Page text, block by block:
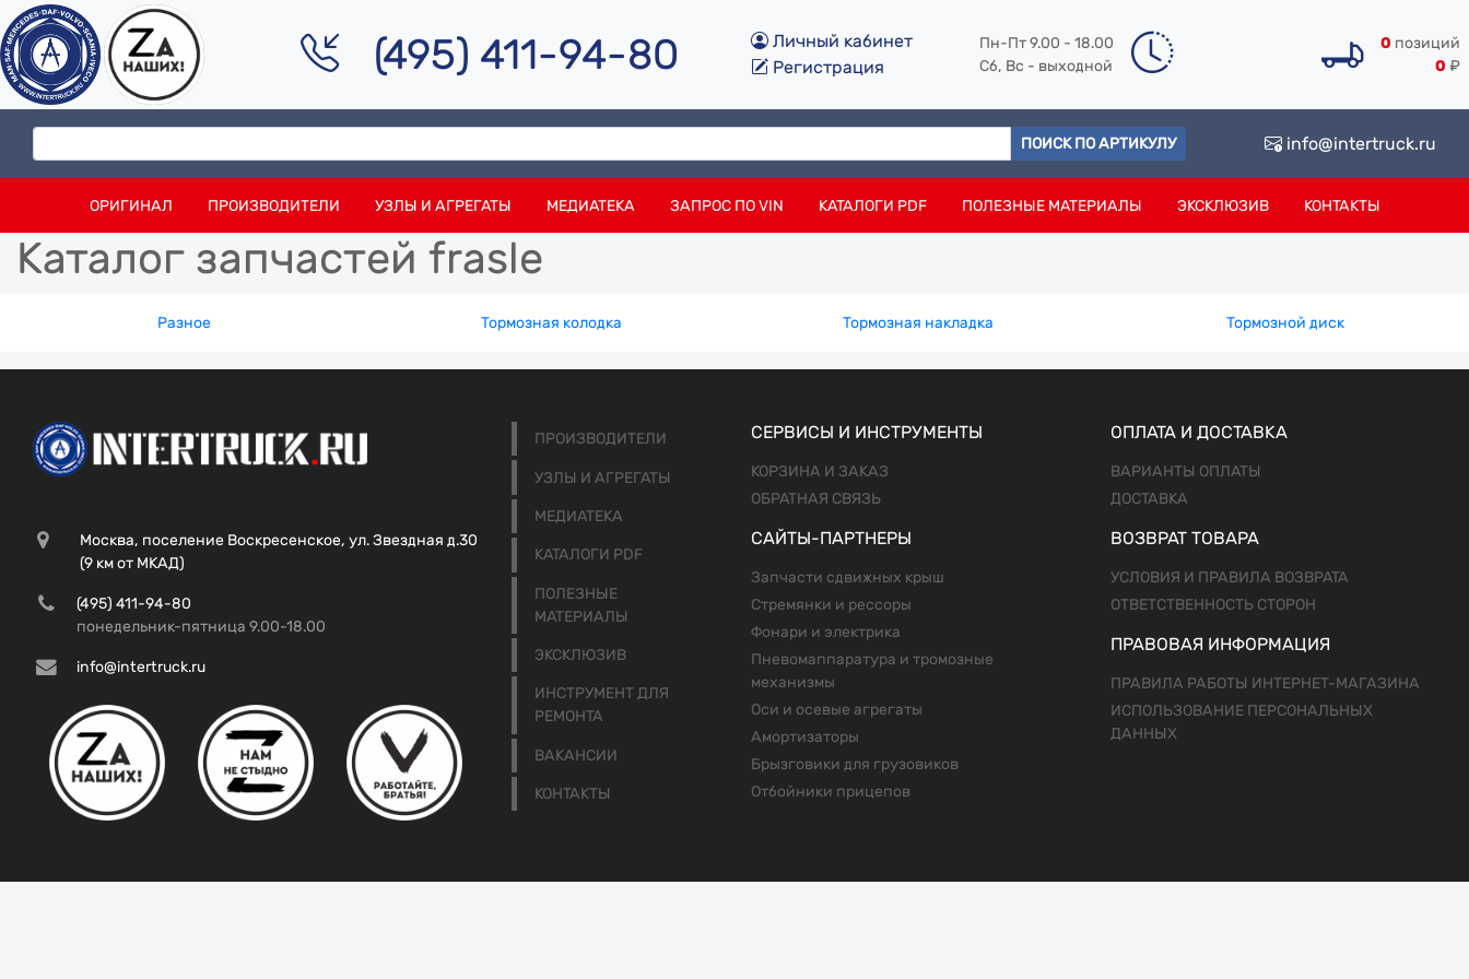
(495) 411-94-80
Личный кабинет
Регистрация
Пн-Пт 9.00 - 18.00
Сб, Вс - выходной
0 позиций
0 ₽
ПОИСК ПО АРТИКУЛУ info@intertruck.ru
ОРИГИНАЛ ПРОИЗВОДИТЕЛИ УЗЛЫ И АГРЕГАТЫ МЕДИАТЕКА ЗАПРОС ПО VIN КАТАЛОГИ PDF ПОЛЕЗНЫЕ МАТЕРИАЛЫ ЭКСКЛЮЗИВ КОНТАКТЫ
Каталог запчастей frasle
Разное Тормозная колодка Тормозная накладка Тормозной диск
Москва, поселение Воскресенское, ул. Звездная д.30
(9 км от МКАД)
(495) 411-94-80
понедельник-пятница 9.00-18.00
info@intertruck.ru
ПРОИЗВОДИТЕЛИ
УЗЛЫ И АГРЕГАТЫ
МЕДИАТЕКА
КАТАЛОГИ PDF
ПОЛЕЗНЫЕ
МАТЕРИАЛЫ
ЭКСКЛЮЗИВ
ИНСТРУМЕНТ ДЛЯ
РЕМОНТА
ВАКАНСИИ
КОНТАКТЫ
СЕРВИСЫ И ИНСТРУМЕНТЫ
КОРЗИНА И ЗАКАЗ
ОБРАТНАЯ СВЯЗЬ
САЙТЫ-ПАРТНЕРЫ
Запчасти сдвижных крыш
Стремянки и рессоры
Фонари и электрика
Пневомаппаратура и тромозные
механизмы
Оси и осевые агрегаты
Амортизаторы
Брызговики для грузовиков
Отбойники прицепов
ОПЛАТА И ДОСТАВКА
ВАРИАНТЫ ОПЛАТЫ
ДОСТАВКА
ВОЗВРАТ ТОВАРА
УСЛОВИЯ И ПРАВИЛА ВОЗВРАТА
ОТВЕТСТВЕННОСТЬ СТОРОН
ПРАВОВАЯ ИНФОРМАЦИЯ
ПРАВИЛА РАБОТЫ ИНТЕРНЕТ-МАГАЗИНА
ИСПОЛЬЗОВАНИЕ ПЕРСОНАЛЬНЫХ
ДАННЫХ